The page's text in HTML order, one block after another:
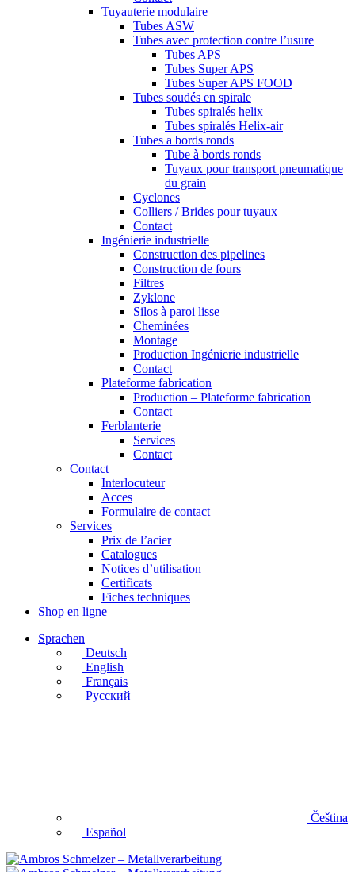
Tuyauterie modulaire
Tubes ASW
Tubes avec protection contre l’usure
Tubes APS
Tubes Super APS
Tubes Super APS FOOD
Tubes soudés en spirale
Tubes spiralés helix
Tubes spiralés Helix-air
Tubes a bords ronds
Tube à bords ronds
Tuyaux pour transport pneumatique
du grain
Cyclones
Colliers / Brides pour tuyaux
Contact
Ingénierie industrielle
Construction des pipelines
Construction de fours
Filtres
Zyklone
Silos à paroi lisse
Cheminées
Montage
Production Ingénierie industrielle
Contact
Plateforme fabrication
Production – Plateforme fabrication
Contact
Ferblanterie
Services
Contact
Contact
Interlocuteur
Acces
Formulaire de contact
Services
Prix de l’acier
Catalogues
Notices d’utilisation
Certificats
Fiches techniques
Shop en ligne
Sprachen
Deutsch
English
Français
Русский
Čeština
Español